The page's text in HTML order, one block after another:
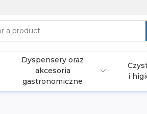
Dyspensery oraz
akcesoria
gastronomiczne
i